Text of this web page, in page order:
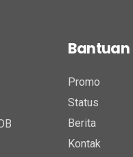
Bantuan
Promo
Status
Berita
Kontak